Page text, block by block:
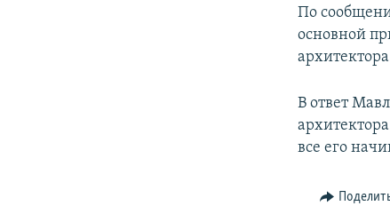
По
основной
В ответ
все его